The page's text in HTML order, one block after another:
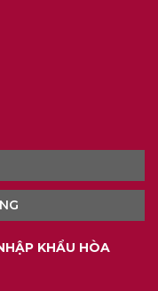
KHẨU HÒA